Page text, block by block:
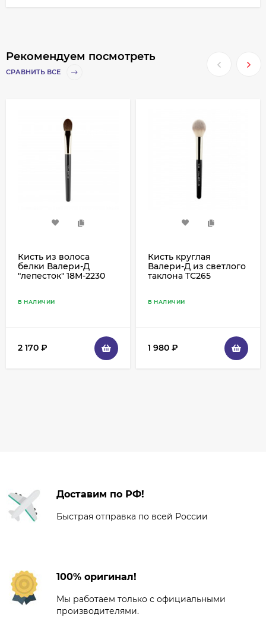
Рекомендуем посмотреть
СРАВНИТЬ ВСЕ
Кисть из волоса
белки Валери-Д
"лепесток" 18М-2230
В НАЛИЧИИ
2 170 ₽
Кисть круглая
Валери-Д из светлого
таклона ТС265
В НАЛИЧИИ
1 980 ₽
Доставим по РФ!
Быстрая отправка по всей России
100% оригинал!
Мы работаем только с официальными
производителями.